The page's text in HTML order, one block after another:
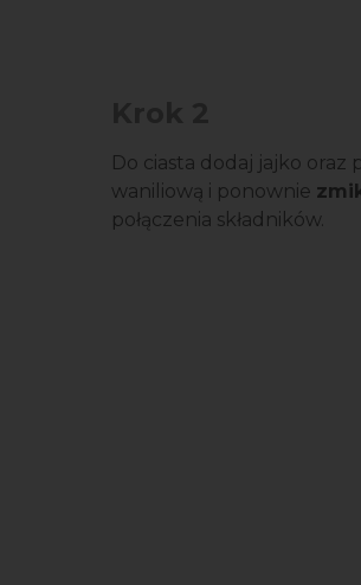
Do ciasta dodaj jajko oraz
waniliową i ponownie
połączenia składników.